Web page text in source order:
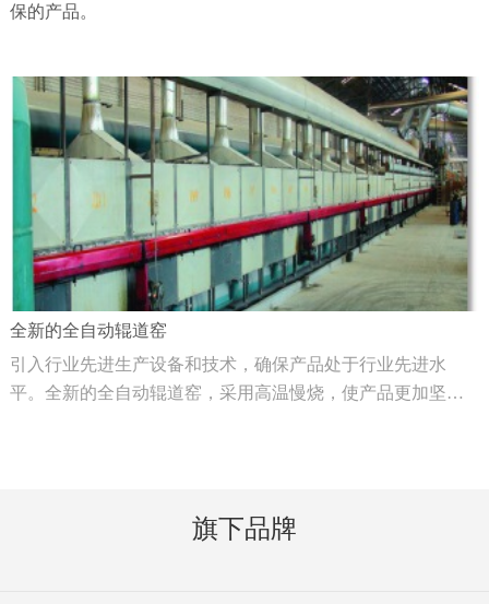
保的产品。
全新的全自动辊道窑
引入行业先进生产设备和技术，确保产品处于行业先进水
平。全新的全自动辊道窑，采用高温慢烧，使产品更加坚
旗下品牌